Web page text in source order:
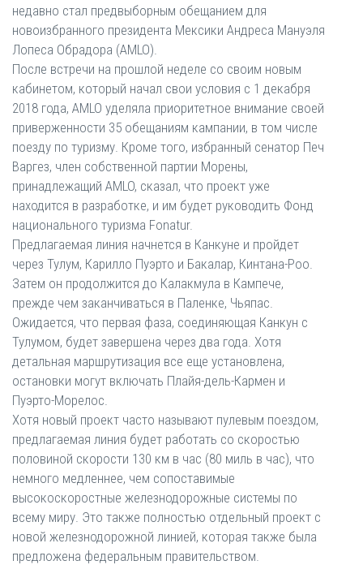
недавно стал предвыборным обещанием для
новоизбранного президента Мексики Андреса Мануэля
Лопеса Обрадора (AMLO).
После встречи на прошлой неделе со своим новым
кабинетом, который начал свои условия с 1 декабря
2018 года, AMLO уделяла приоритетное внимание своей
приверженности 35 обещаниям кампании, в том числе
поезду по туризму. Кроме того, избранный сенатор Печ
Варгез, член собственной партии Морены,
принадлежащий AMLO, сказал, что проект уже
находится в разработке, и им будет руководить Фонд
национального туризма Fonatur.
Предлагаемая линия начнется в Канкуне и пройдет
через Тулум, Карилло Пуэрто и Бакалар, Кинтана-Роо.
Затем он продолжится до Калакмула в Кампече,
прежде чем заканчиваться в Паленке, Чьяпас.
Ожидается, что первая фаза, соединяющая Канкун с
Тулумом, будет завершена через два года. Хотя
детальная маршрутизация все еще установлена,
остановки могут включать Плайя-дель-Кармен и
Пуэрто-Морелос.
Хотя новый проект часто называют пулевым поездом,
предлагаемая линия будет работать со скоростью
половиной скорости 130 км в час (80 миль в час), что
немного медленнее, чем сопоставимые
высокоскоростные железнодорожные системы по
всему миру. Это также полностью отдельный проект с
новой железнодорожной линией, которая также была
предложена федеральным правительством.